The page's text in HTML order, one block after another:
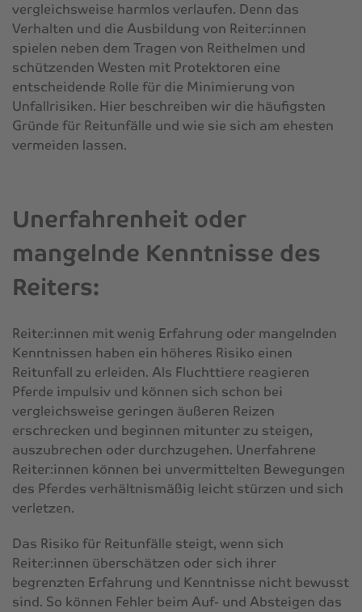
vergleichsweise harmlos verlaufen. Denn das
Verhalten und die Ausbildung von Reiter:innen
spielen neben dem Tragen von Reithelmen und
schützenden Westen mit Protektoren eine
entscheidende Rolle für die Minimierung von
Unfallrisiken. Hier beschreiben wir die häufigsten
Gründe für Reitunfälle und wie sie sich am ehesten
vermeiden lassen.
Unerfahrenheit oder
mangelnde Kenntnisse des
Reiters:
Reiter:innen mit wenig Erfahrung oder mangelnden
Kenntnissen haben ein höheres Risiko einen
Reitunfall zu erleiden. Als Fluchttiere reagieren
Pferde impulsiv und können sich schon bei
vergleichsweise geringen äußeren Reizen
erschrecken und beginnen mitunter zu steigen,
auszubrechen oder durchzugehen. Unerfahrene
Reiter:innen können bei unvermittelten Bewegungen
des Pferdes verhältnismäßig leicht stürzen und sich
verletzen.
Das Risiko für Reitunfälle steigt, wenn sich
Reiter:innen überschätzen oder sich ihrer
begrenzten Erfahrung und Kenntnisse nicht bewusst
sind. So können Fehler beim Auf- und Absteigen das